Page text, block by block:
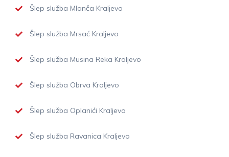
Šlep služba Mlanča Kraljevo
Šlep služba Mrsać Kraljevo
Šlep služba Musina Reka Kraljevo
Šlep služba Obrva Kraljevo
Šlep služba Oplanići Kraljevo
Šlep služba Ravanica Kraljevo